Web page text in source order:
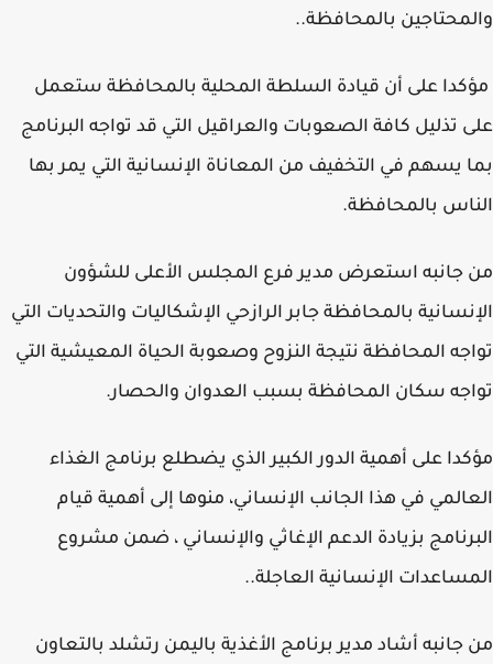
بالمحافظة..
على أن قيادة السلطة المحلية بالمحافظة ستعمل
تذليل كافة الصعوبات والعراقيل التي قد تواجه البرنامج
يسهم في التخفيف من المعاناة الإنسانية التي يمر بها
بالمحافظة.
جانبه استعرض مدير فرع المجلس الأعلى للشؤون
بالمحافظة جابر الرازحي الإشكاليات والتحديات التي
المحافظة نتيجة النزوح وصعوبة الحياة المعيشية التي
سكان المحافظة بسبب العدوان والحصار.
على أهمية الدور الكبير الذي يضطلع برنامج الغذاء
في هذا الجانب الإنساني، منوها إلى أهمية قيام
بزيادة الدعم الإغاثي والإنساني ، ضمن مشروع
الإنسانية العاجلة..
أشاد مدير برنامج الأغذية باليمن رتشلد بالتعاون